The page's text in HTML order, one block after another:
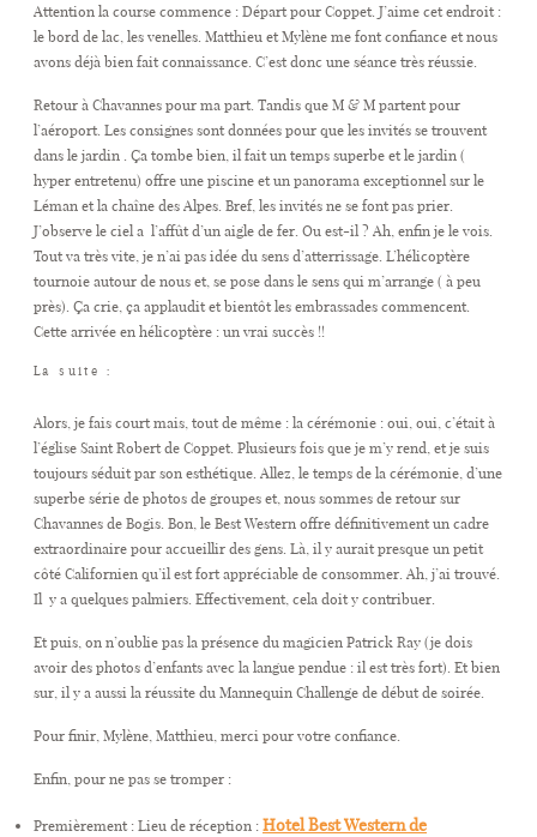
Attention la course commence : Départ pour Coppet. J’aime cet endroit :
le bord de lac, les venelles. Matthieu et Mylène me font confiance et nous
avons déjà bien fait connaissance. C’est donc une séance très réussie.
Retour à Chavannes pour ma part. Tandis que M & M partent pour
l’aéroport. Les consignes sont données pour que les invités se trouvent
dans le jardin . Ça tombe bien, il fait un temps superbe et le jardin (
hyper entretenu) offre une piscine et un panorama exceptionnel sur le
Léman et la chaîne des Alpes. Bref, les invités ne se font pas prier.
J’observe le ciel a l’affût d’un aigle de fer. Ou est-il ? Ah, enfin je le vois.
Tout va très vite, je n’ai pas idée du sens d’atterrissage. L’hélicoptère
tournoie autour de nous et, se pose dans le sens qui m’arrange ( à peu
près). Ça crie, ça applaudit et bientôt les embrassades commencent.
Cette arrivée en hélicoptère : un vrai succès !!
La suite :
Alors, je fais court mais, tout de même : la cérémonie : oui, oui, c’était à
l’église Saint Robert de Coppet. Plusieurs fois que je m’y rend, et je suis
toujours séduit par son esthétique. Allez, le temps de la cérémonie, d’une
superbe série de photos de groupes et, nous sommes de retour sur
Chavannes de Bogis. Bon, le Best Western offre définitivement un cadre
extraordinaire pour accueillir des gens. Là, il y aurait presque un petit
côté Californien qu’il est fort appréciable de consommer. Ah, j’ai trouvé.
Il y a quelques palmiers. Effectivement, cela doit y contribuer.
Et puis, on n’oublie pas la présence du magicien Patrick Ray (je dois
avoir des photos d’enfants avec la langue pendue : il est très fort). Et bien
sur, il y a aussi la réussite du Mannequin Challenge de début de soirée.
Pour finir, Mylène, Matthieu, merci pour votre confiance.
Enfin, pour ne pas se tromper :
Premièrement : Lieu de réception :Hotel Best Western de